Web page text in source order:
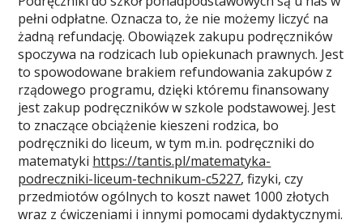
pełni odpłatne. Oznacza to, że nie możemy liczyć na
żadną refundację. Obowiązek zakupu podręczników
spoczywa na rodzicach lub opiekunach prawnych. Jest
to spowodowane brakiem refundowania zakupów z
rządowego programu, dzięki któremu finansowany
jest zakup podręczników w szkole podstawowej. Jest
to znaczące obciążenie kieszeni rodzica, bo
podręczniki do liceum, w tym m.in. podręczniki do
matematyki https://tantis.pl/matematyka-
podreczniki-liceum-technikum-c5227, fizyki, czy
przedmiotów ogólnych to koszt nawet 1000 złotych
wraz z ćwiczeniami i innymi pomocami dydaktycznymi.